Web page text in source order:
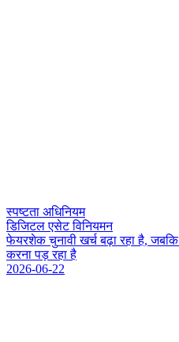
स्पष्टता अधिनियम
डिजिटल एसेट विनियमन
फयरशक चनव खर बढ रह ह, जबक
करन पड रह ह
2026-06-22